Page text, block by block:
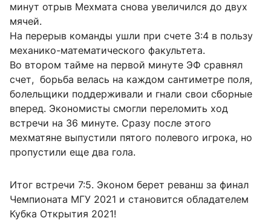
минут отрыв Мехмата снова увеличился до двух
мячей.
На перерыв команды ушли при счете 3:4 в пользу
механико-математического факультета.
Во втором тайме на первой минуте ЭФ сравнял
счет, борьба велась на каждом сантиметре поля,
болельщики поддерживали и гнали свои сборные
вперед. Экономисты смогли переломить ход
встречи на 36 минуте. Сразу после этого
мехматяне выпустили пятого полевого игрока, но
пропустили еще два гола.
Итог встречи 7:5. Эконом берет реванш за финал
Чемпионата МГУ 2021 и становится обладателем
Кубка Открытия 2021!